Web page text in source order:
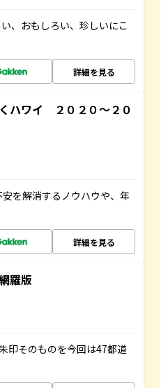
、おもしろい、珍しいにこ
詳細を見る
ハワイ ２０２０～２０
を解消するノウハウや、年
詳細を見る
羅版
印そのものを今回は47都道